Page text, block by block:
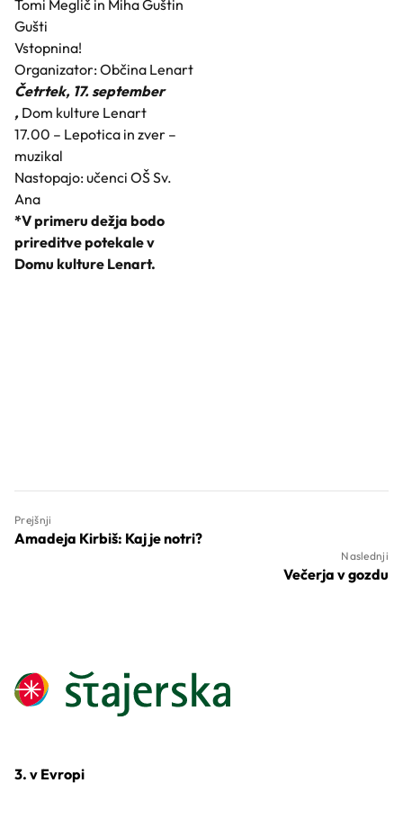
Tomi Meglič in Miha Guštin
Gušti
Vstopnina!
Organizator: Občina Lenart
Četrtek, 17. september
, Dom kulture Lenart
17.00 – Lepotica in zver –
muzikal
Nastopajo: učenci OŠ Sv.
Ana
*V primeru dežja bodo
prireditve potekale v
Domu kulture Lenart.
Prejšnji
Amadeja Kirbiš: Kaj je notri?
Naslednji
Večerja v gozdu
3. v Evropi